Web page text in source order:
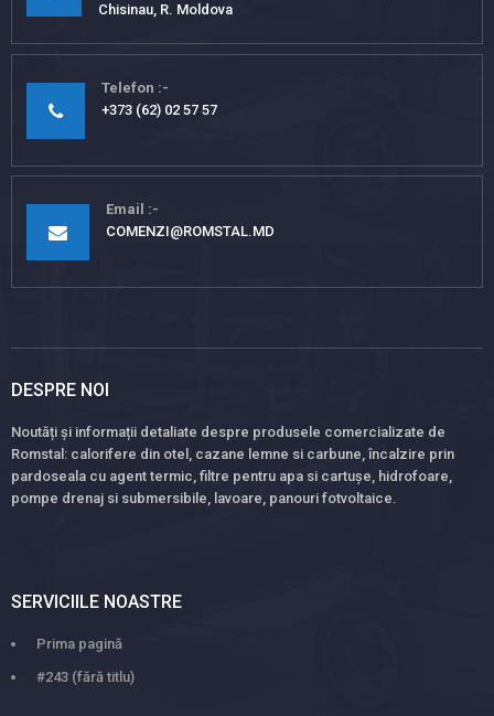
Chisinau, R. Moldova
Telefon
+373 (62) 02 57 57
Email
COMENZI@ROMSTAL.MD
DESPRE NOI
Noutăți și informații detaliate despre produsele comercializate de
Romstal: calorifere din otel, cazane lemne si carbune, încalzire prin
pardoseala cu agent termic, filtre pentru apa si cartușe, hidrofoare,
pompe drenaj si submersibile, lavoare, panouri fotvoltaice.
SERVICIILE NOASTRE
Prima pagină
#243 (fără titlu)